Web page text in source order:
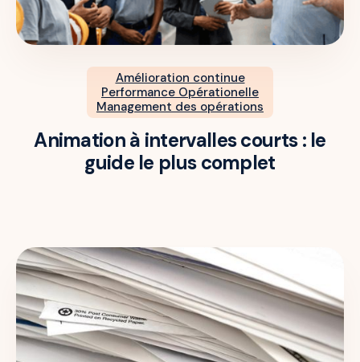
Amélioration continue
Performance Opérationelle
Management des opérations
Animation à intervalles courts : le
guide le plus complet